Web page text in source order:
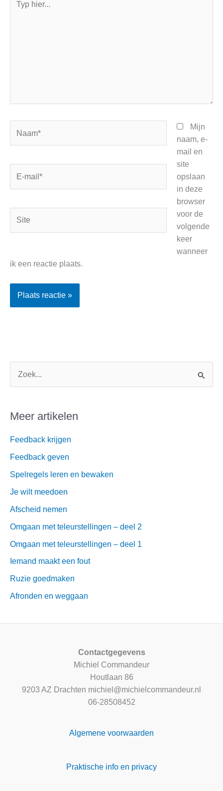
hier...
mail*
Mijn
naam, e-
mail en
site
opslaan
in deze
browser
voor de
volgende
keer
wanneer
ik een reactie plaats.
n
a
a
Meer artikelen
Feedback krijgen
Feedback geven
Spelregels leren en bewaken
Je wilt meedoen
Afscheid nemen
Omgaan met teleurstellingen – deel 2
Omgaan met teleurstellingen – deel 1
Iemand maakt een fout
Ruzie goedmaken
Afronden en weggaan
Contactgegevens
Michiel Commandeur
Houtlaan 86
9203 AZ Drachten michiel@michielcommandeur.nl
06-28508452
Algemene voorwaarden
Praktische info en privacy